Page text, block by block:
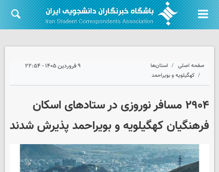
صفحه اصلی
استان‌ها
کهگیلویه و بویراحمد
۹ فروردین ۱۴۰۵ - ۲۲:۵۴
۲۹۰۴ مسافر نوروزی در ستادهای اسکان
فرهنگیان کهگیلویه و بویراحمد پذیرش شدند